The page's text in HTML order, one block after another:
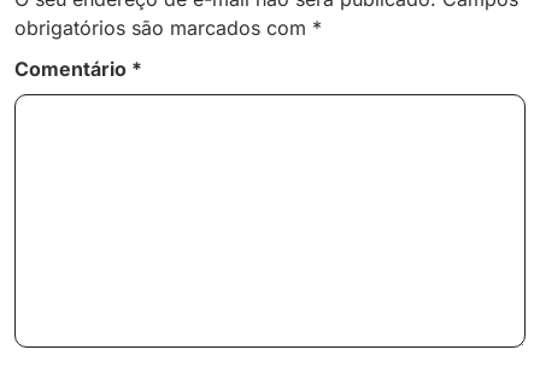
obrigatórios são marcados com *
Comentário *